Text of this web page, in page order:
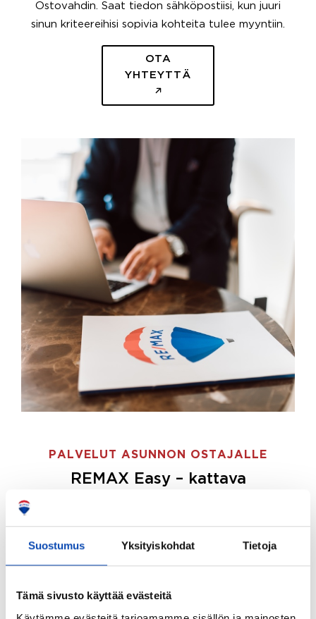
Suostumus Yksityiskohdat Tietoja
Tämä sivusto käyttää evästeitä
Ostovahdin. Saat tiedon sähköpostiisi, kun juuri
sinun kriteereihisi sopivia kohteita tulee myyntiin.
OTA
YHTEYTTÄ
PALVELUT ASUNNON OSTAJALLE
REMAX Easy – kattava
ostajille.
Tee ostotoimeksianto ja etsimme juuri